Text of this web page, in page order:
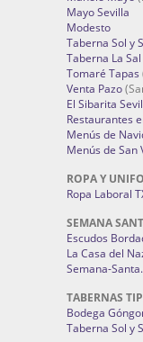
Mayo Sevilla
Modesto
Taberna Sol y
Taberna La Sal
Tomaré Tapas
Venta Pazo
El Sibarita
Restaurantes
Menús de
Menús de San
ROPA Y
Ropa Laboral
SEMANA
Escudos
La Casa del
Semana-
TABERNAS
Bodega
Taberna Sol y